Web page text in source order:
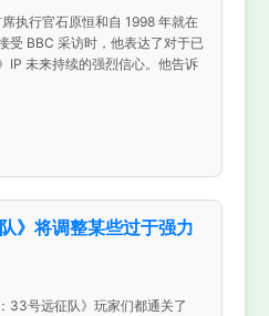
执行官石原恒和自 1998 年就在
受 BBC 采访时，他表达了对于已
IP 未来持续的强烈信心。他告诉
》将调整某些过于强力
33号远征队》玩家们都通关了